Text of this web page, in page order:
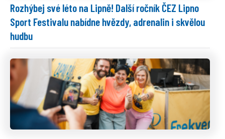
Rozhýbej své léto na Lipně! Další ročník ČEZ Lipno
Sport Festivalu nabídne hvězdy, adrenalin i skvělou
hudbu